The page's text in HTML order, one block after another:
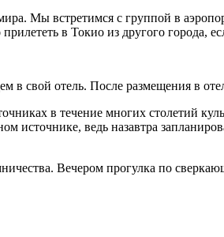
Мы встретимся с группой в
в Токио из другого города,
в свой отель. После размещения в
в течение многих столетий
ведь назавтра
Вечером прогулка по